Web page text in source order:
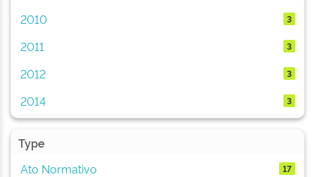
2010 3
2011 3
2012 3
2014 3
Type
Ato Normativo
17